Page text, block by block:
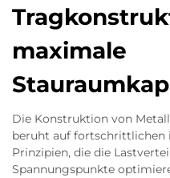
maximale
Die Konstruktion von
beruht auf fortschrittlichen
Prinzipien, die die
Spannungspunkte